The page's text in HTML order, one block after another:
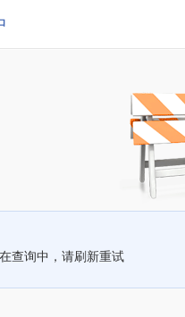
查询中，请刷新重试